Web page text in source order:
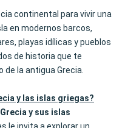
continental para vivir una
en modernos barcos,
playas idílicas y pueblos
de historia que te
la antigua Grecia.
y las islas griegas?
y sus islas